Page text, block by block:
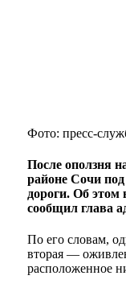
Фото: пресс-
После оползня
районе Сочи под
дороги. Об этом
сообщил глава
По его словам,
вторая —
расположенное